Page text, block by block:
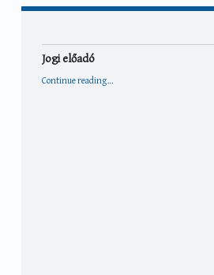
Jogi előadó
Continue reading…